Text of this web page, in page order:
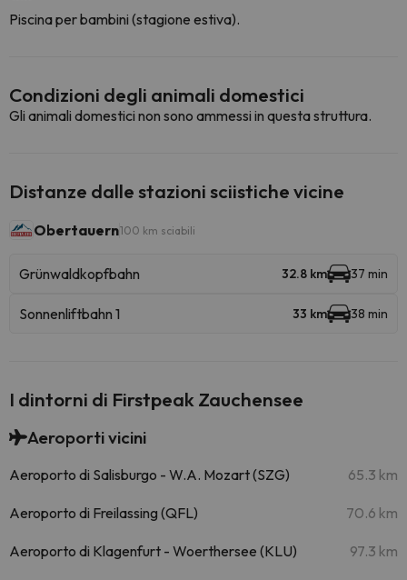
Piscina per bambini (stagione estiva).
Condizioni degli animali domestici
Gli animali domestici non sono ammessi in questa struttura.
Distanze dalle stazioni sciistiche vicine
Obertauern100 km sciabili
Grünwaldkopfbahn 32.8 km 37 min
Sonnenliftbahn 1 33 km 38 min
I dintorni di Firstpeak Zauchensee
Aeroporti vicini
Aeroporto di Salisburgo - W.A. Mozart (SZG) 65.3 km
Aeroporto di Freilassing (QFL) 70.6 km
Aeroporto di Klagenfurt - Woerthersee (KLU) 97.3 km